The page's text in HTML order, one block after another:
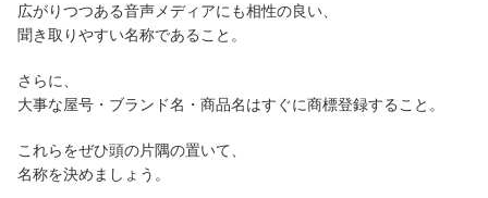
広がりつつある音声メディアにも相性の良い、
聞き取りやすい名称であること。
さらに、
大事な屋号・ブランド名・商品名はすぐに商標登録すること。
これらをぜひ頭の片隅の置いて、
名称を決めましょう。